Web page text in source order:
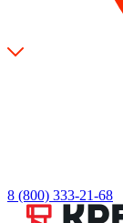
8 (800) 333-21-68